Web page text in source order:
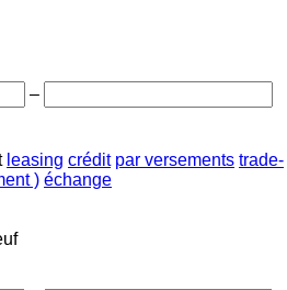
–
leasing crédit par versements trade-
) échange